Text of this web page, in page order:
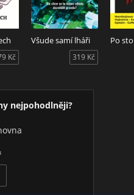
Kč
Všude samí lháři
319 Kč
nejpohodlněji?